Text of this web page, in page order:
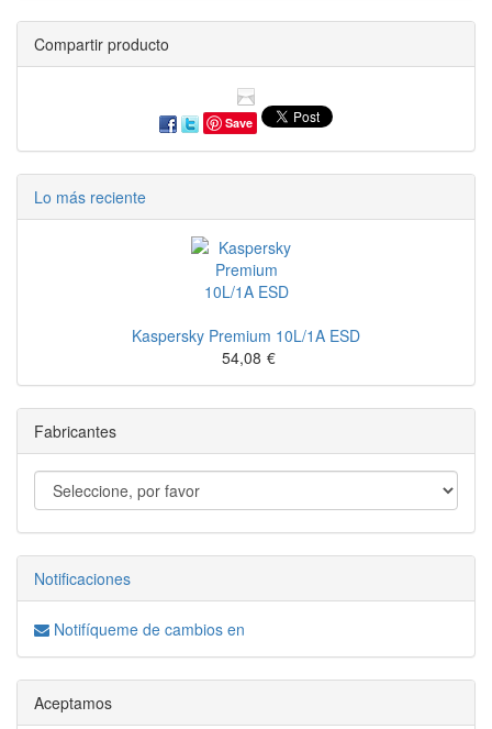
Compartir producto
Save
Lo más reciente
Kaspersky Premium 10L/1A ESD
54,08 €
Fabricantes
Notificaciones
Notifíqueme de cambios en
Aceptamos